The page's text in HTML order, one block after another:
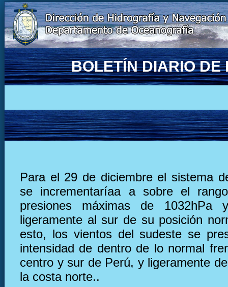
BOLETÍN DIARIO DE
Para el 29 de diciembre el sistema
se incrementaríaa a sobre el
presiones máximas de 1032hPa
ligeramente al sur de su posición
esto, los vientos del sudeste se
intensidad de dentro de lo normal
centro y sur de Perú, y ligeramente
la costa norte..